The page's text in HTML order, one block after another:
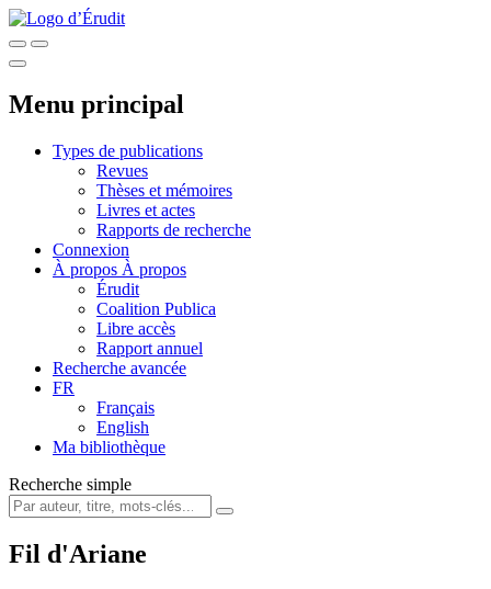
Menu principal
Types de publications
Revues
Thèses et mémoires
Livres et actes
Rapports de recherche
Connexion
À propos À propos
Érudit
Coalition Publica
Libre accès
Rapport annuel
Recherche avancée
FR
Français
English
Ma bibliothèque
Recherche simple
Fil d'Ariane